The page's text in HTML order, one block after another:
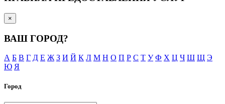
×
ВАШ ГОРОД?
А Б В Г Д Е Ж З И Й К Л М Н О П Р С Т У Ф Х Ц Ч Ш Щ Э
Ю Я
Город